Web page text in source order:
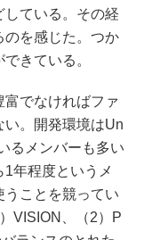
している。その経
のを感じた。つか
きている。
でなければファ
い。開発環境はUn
るメンバーも多い
年程度というメ
うことを競ってい
VISION、（2）P